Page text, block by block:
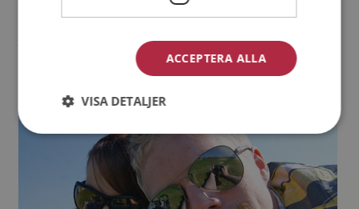
som ligger i ett barnvänligt område här i Växjö. Sedan vill vi se
familj.
ACCEPTERA ALLA
VISA DETALJER